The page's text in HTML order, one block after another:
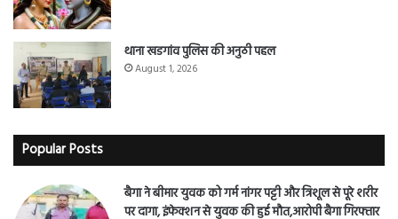
थाना खडगांव पुलिस की अनुठी पहल
August 1, 2026
Popular Posts
बैगा ने बीमार युवक को गर्म नांगर पट्टी और त्रिशूल से पूरे शरीर
पर दागा, इंफेक्शन से युवक की हुई मौत,आरोपी बैगा गिरफ्तार